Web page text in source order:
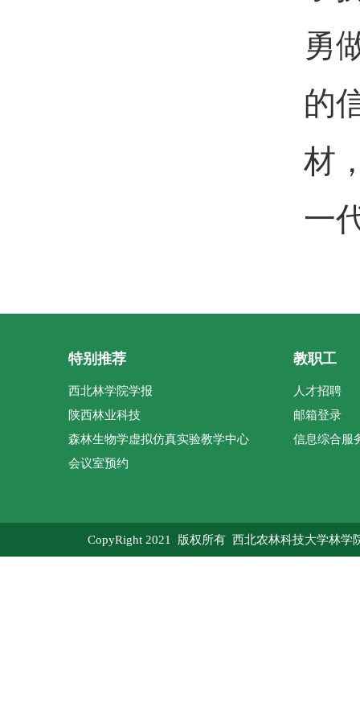
勇
的
材
一
特别推荐
西北林学院学报
陕西林业科技
森林生物学虚拟仿真实验教学中心
会议室预约
教职工
人才招聘
邮箱登录
信息综合服
CopyRight 2021 版权所有 西北农林科技大学林